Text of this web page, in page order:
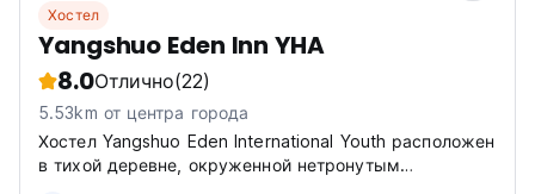
Хостел
Yangshuo Eden Inn YHA
8.0Отлично(22)
5.53km от центра города
Хостел Yangshuo Eden International Youth расположен
в тихой деревне, окруженной нетронутым